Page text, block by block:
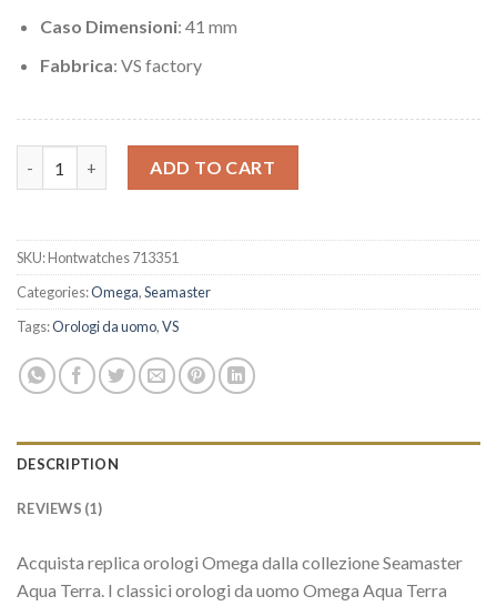
Caso Dimensioni: 41 mm
Fabbrica: VS factory
ADD TO CART
SKU:Hontwatches 713351
Categories:Omega,Seamaster
Tags:Orologi da uomo,VS
DESCRIPTION
REVIEWS (1)
Acquista replica orologi Omega dalla collezione Seamaster
Aqua Terra. I classici orologi da uomo Omega Aqua Terra